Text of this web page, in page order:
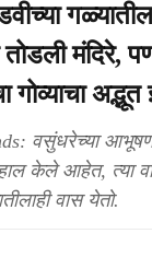
तोडली मंदिरे,
अद्भूत
वसुंधरेच्या
केले आहेत, त्या
वास येतो.